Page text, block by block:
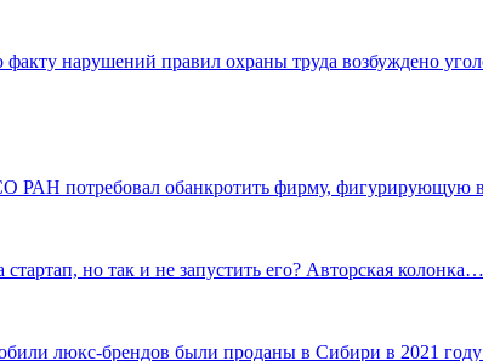
нарушений правил охраны труда возбуждено
РАН потребовал обанкротить фирму, фигурирующую
но так и не запустить его? Авторская колонка…
люкс-брендов были проданы в Сибири в 2021